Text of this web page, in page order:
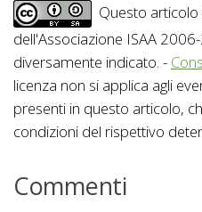
Questo
dell'Associazione ISAA
diversamente indicato. -
licenza non si applica agli
presenti in questo articolo,
condizioni del rispettivo
Commenti